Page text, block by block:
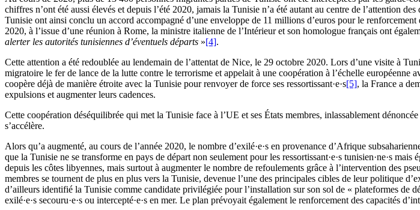
chiffres n’ont été aussi élevés et depuis l’été 2020, jamais la Tunisie n’a été autant au centre de l’attention
Tunisie ont ainsi conclu un accord accompagné d’une enveloppe de 11 millions d’euros pour le
2020, à l’issue d’une réunion à Rome, la ministre italienne de l’Intérieur et son homologue français ont
alerter les autorités tunisiennes d’éventuels départs »[4].
Cette attention a été redoublée au lendemain de l’attentat de Nice, le 29 octobre 2020. Lors d’une visite à
migratoire le fer de lance de la lutte contre le terrorisme et appelait à une coopération à l’échelle
coopère déjà de manière étroite avec la Tunisie pour renvoyer de force ses ressortissant·e·s[5], la France a
expulsions et augmenter leurs cadences.
Cette coopération déséquilibrée qui met la Tunisie face à l’UE et ses États membres, inlassablement
s’accélère.
Alors qu’a augmenté, au cours de l’année 2020, le nombre d’exilé·e·s en provenance d’Afrique
que la Tunisie ne se transforme en pays de départ non seulement pour les ressortissant·e·s tunisien·ne·s
depuis les côtes libyennes, mais surtout à augmenter le nombre de refoulements grâce à l’intervention des
membres se tournent de plus en plus vers la Tunisie, devenue l’une des principales cibles de leur politique
d’ailleurs identifié la Tunisie comme candidate privilégiée pour l’installation sur son sol de « plateformes de
exilé·e·s secouru·e·s ou intercepté·e·s en mer. Le plan prévoyait également le renforcement des capacités